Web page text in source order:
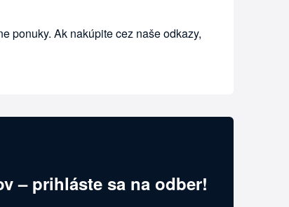
ponuky. Ak nakúpite cez naše odkazy,
– prihláste sa na odber!